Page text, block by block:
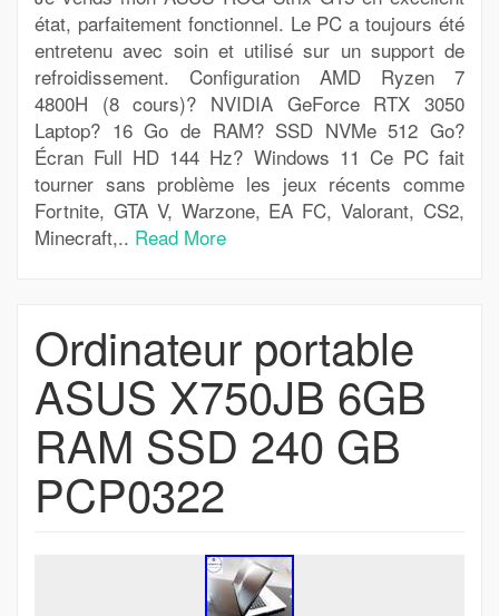
état, parfaitement fonctionnel. Le PC a toujours été
entretenu avec soin et utilisé sur un support de
refroidissement. Configuration AMD Ryzen 7
4800H (8 cours)? NVIDIA GeForce RTX 3050
Laptop? 16 Go de RAM? SSD NVMe 512 Go?
Écran Full HD 144 Hz? Windows 11 Ce PC fait
tourner sans problème les jeux récents comme
Fortnite, GTA V, Warzone, EA FC, Valorant, CS2,
Minecraft,.. Read More
Ordinateur portable
ASUS X750JB 6GB
RAM SSD 240 GB
PCP0322